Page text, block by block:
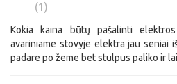
(1)
Kokia kaina būtų pašalinti
avariniame stovyje elektra jau seniai
padare po žeme bet stulpus paliko ir